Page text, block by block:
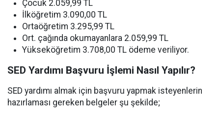
Çocuk 2.059,99 TL
İlköğretim 3.090,00 TL
Ortaöğretim 3.295,99 TL
Ort. çağında okumayanlara 2.059,99 TL
Yükseköğretim 3.708,00 TL ödeme veriliyor.
SED Yardımı Başvuru İşlemi Nasıl Yapılır?
SED yardımı almak için başvuru yapmak isteyenlerin
hazırlaması gereken belgeler şu şekilde;